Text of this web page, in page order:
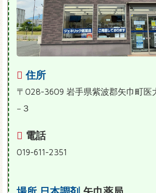
住所
〒028-3609 岩手県紫波郡矢巾町医
−３
電話
019-611-2351